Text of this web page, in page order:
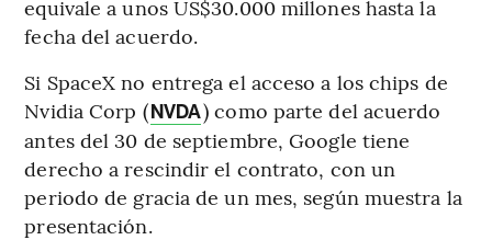
equivale a unos US$30.000 millones hasta la
fecha del acuerdo.
Si SpaceX no entrega el acceso a los chips de
Nvidia Corp (NVDA) como parte del acuerdo
antes del 30 de septiembre, Google tiene
derecho a rescindir el contrato, con un
periodo de gracia de un mes, según muestra la
presentación.